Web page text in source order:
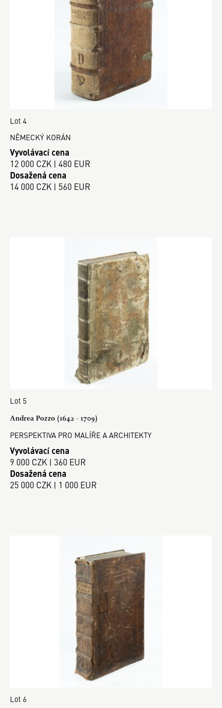
Lot 4
NĚMECKÝ KORÁN
Vyvolávací cena
12 000 CZK | 480 EUR
Dosažená cena
14 000 CZK | 560 EUR
Lot 5
Andrea Pozzo (1642 - 1709)
PERSPEKTIVA PRO MALÍŘE A ARCHITEKTY
Vyvolávací cena
9 000 CZK | 360 EUR
Dosažená cena
25 000 CZK | 1 000 EUR
Lot 6